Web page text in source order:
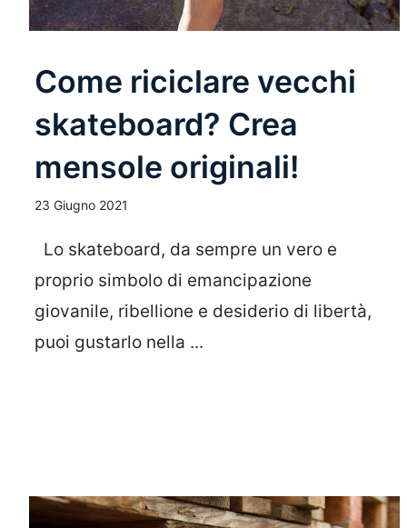
Come riciclare vecchi
skateboard? Crea
mensole originali!
23 Giugno 2021
Lo skateboard, da sempre un vero e
proprio simbolo di emancipazione
giovanile, ribellione e desiderio di libertà,
puoi gustarlo nella ...